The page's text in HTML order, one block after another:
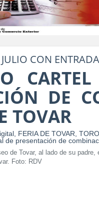
CON
DE
TOVAR
de Tovar, al lado de su
Foto: RDV